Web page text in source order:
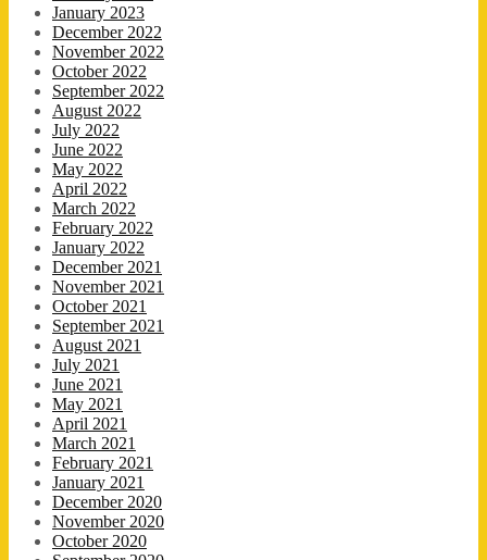
January 2023
December 2022
November 2022
October 2022
September 2022
August 2022
July 2022
June 2022
May 2022
April 2022
March 2022
February 2022
January 2022
December 2021
November 2021
October 2021
September 2021
August 2021
July 2021
June 2021
May 2021
April 2021
March 2021
February 2021
January 2021
December 2020
November 2020
October 2020